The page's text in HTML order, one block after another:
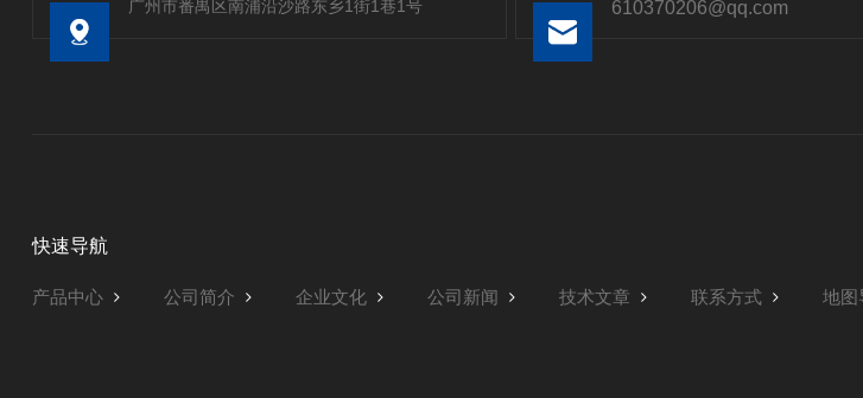
广州市番禺区南浦沿沙路东乡1街1巷1号
610370206@qq.com
快速导航
产品中心 公司简介 企业文化 公司新闻 技术文章 联系方式 地图